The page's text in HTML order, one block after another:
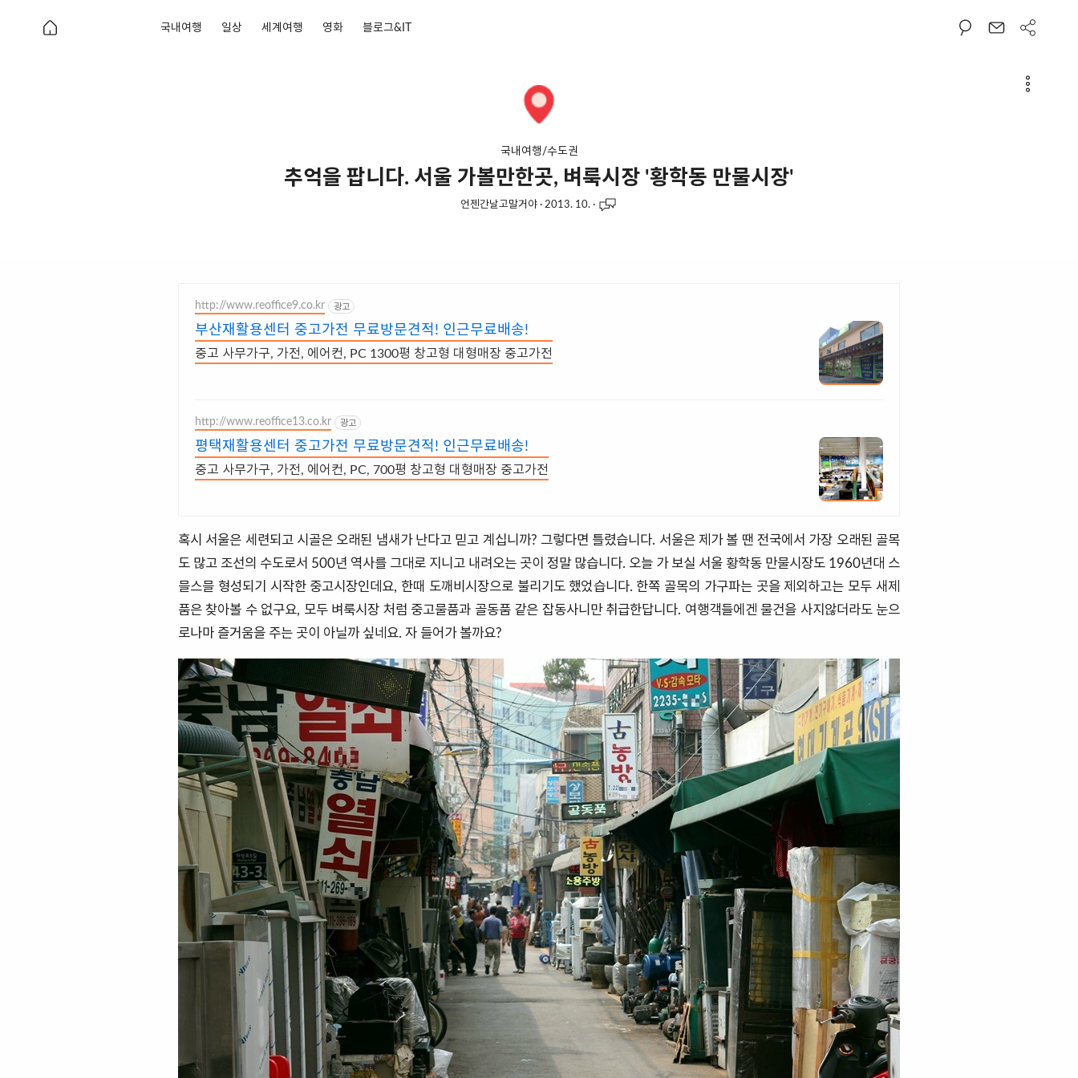
국내여행 일상 세계여행 영화 블로그&IT
국내여행/수도권
추억을 팝니다. 서울 가볼만한곳, 벼룩시장 '황학동 만물시장'
언젠간날고말거야 · 2013. 10. ·
http://www.reoffice9.co.kr 광고
부산재활용센터 중고가전 무료방문견적! 인근무료배송!
중고 사무가구, 가전, 에어컨, PC 1300평 창고형 대형매장 중고가전
http://www.reoffice13.co.kr 광고
평택재활용센터 중고가전 무료방문견적! 인근무료배송!
중고 사무가구, 가전, 에어컨, PC, 700평 창고형 대형매장 중고가전
혹시 서울은 세련되고 시골은 오래된 냄새가 난다고 믿고 계십니까? 그렇다면 틀렸습니다. 서울은 제가 볼 땐 전국에서 가장 오래된 골목
도 많고 조선의 수도로서 500년 역사를 그대로 지니고 내려오는 곳이 정말 많습니다. 오늘 가 보실 서울 황학동 만물시장도 1960년대 스
믈스믈 형성되기 시작한 중고시장인데요, 한때 도깨비시장으로 불리기도 했었습니다. 한쪽 골목의 가구파는 곳을 제외하고는 모두 새제
품은 찾아볼 수 없구요, 모두 벼룩시장 처럼 중고물품과 골동품 같은 잡동사니만 취급한답니다. 여행객들에겐 물건을 사지않더라도 눈으
로나마 즐거움을 주는 곳이 아닐까 싶네요. 자 들어가 볼까요?